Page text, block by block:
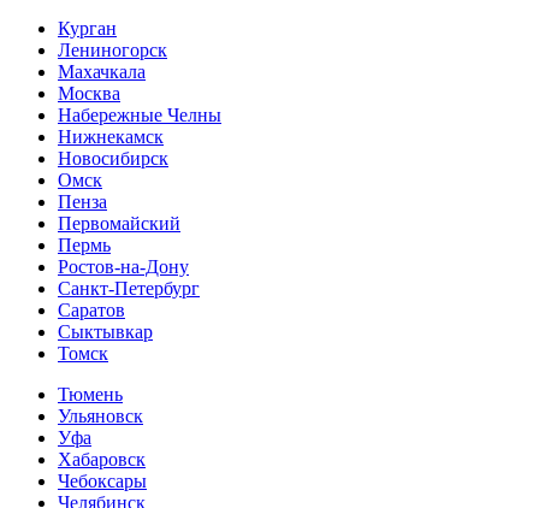
Курган
Лениногорск
Махачкала
Москва
Набережные Челны
Нижнекамск
Новосибирск
Омск
Пенза
Первомайский
Пермь
Ростов-на-Дону
Санкт-Петербург
Саратов
Сыктывкар
Томск
Тюмень
Ульяновск
Уфа
Хабаровск
Чебоксары
Челябинск